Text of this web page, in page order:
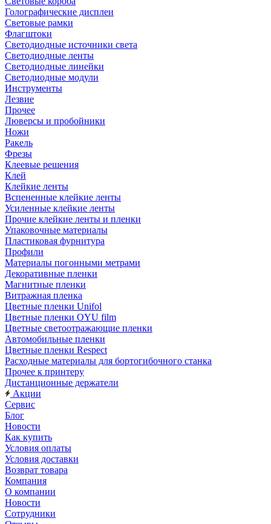
Голографические дисплеи
Световые рамки
Флагштоки
Светодиодные источники света
Светодиодные ленты
Светодиодные линейки
Светодиодные модули
Инструменты
Лезвие
Прочее
Люверсы и пробойники
Ножи
Ракель
Фрезы
Клеевые решения
Клей
Клейкие ленты
Вспененные клейкие ленты
Усиленные клейкие ленты
Прочие клейкие ленты и пленки
Упаковочные материалы
Пластиковая фурнитура
Профили
Материалы погонными метрами
Декоративные пленки
Магнитные пленки
Витражная пленка
Цветные пленки Unifol
Цветные пленки OYU film
Цветные светоотражающие пленки
Автомобильные пленки
Цветные пленки Respect
Расходные материалы для бортогибочного станка
Прочее к принтеру
Дистанционные держатели
Акции
Сервис
Блог
Новости
Как купить
Условия оплаты
Условия доставки
Возврат товара
Компания
О компании
Новости
Сотрудники